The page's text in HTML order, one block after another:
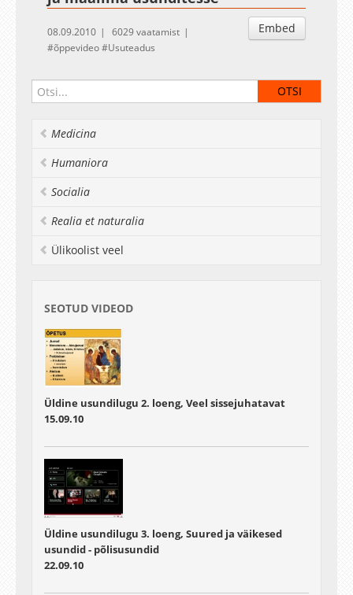
Embed
08.09.2010
6029 vaatamist
õppevideo
Usuteadus
Medicina
Humaniora
Socialia
Realia et naturalia
Ülikoolist veel
SEOTUD VIDEOD
Üldine usundilugu 2. loeng, Veel sissejuhatavat
15.09.10
Üldine usundilugu 3. loeng, Suured ja väikesed
usundid - põlisusundid
22.09.10